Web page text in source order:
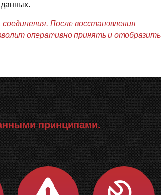
После восстановления
оперативно принять и отобразить
принципами.